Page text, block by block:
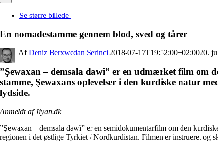
Se større billede
En nomadestamme gennem blod, sved og tårer
By Deniz Berxwedan Serinci|2018-07-17T19:52:00+02:0020.
”Şewaxan – demsala dawî” er en udmærket film om
stamme, Şewaxans oplevelser i den kurdiske natur
lydside.
Anmeldt af Jiyan.dk
”Şewaxan – demsala dawî” er en semidokumentarfilm om den
regionen i det østlige Tyrkiet / Nordkurdistan. Filmen er instrueret og